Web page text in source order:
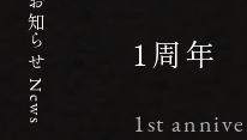
お知らせ
News
1周年
1st